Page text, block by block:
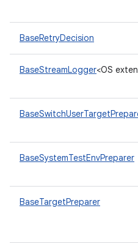
BaseRetryDecision
BaseStreamLogger<OS
BaseSystemTestEnvPreparer
BaseTargetPreparer